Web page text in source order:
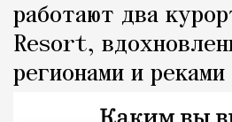
работают два
Resort,
регионами и реками
Редакция Москвич Mag